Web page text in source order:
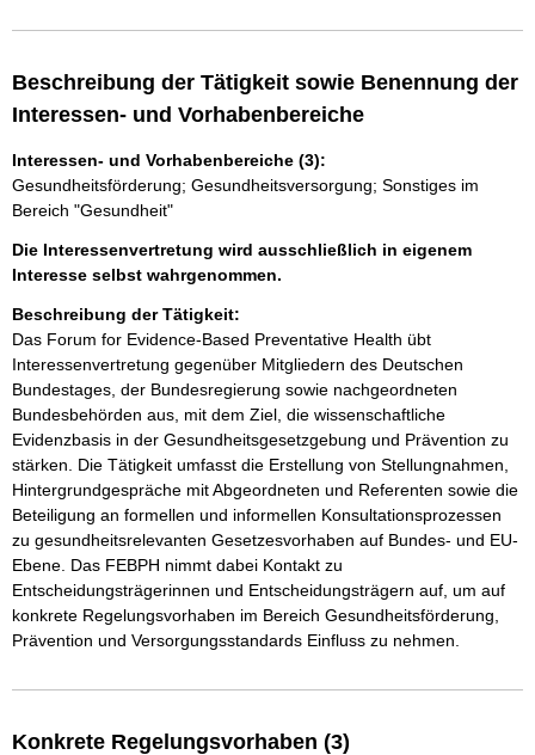
Beschreibung der Tätigkeit sowie Benennung der
Interessen- und Vorhabenbereiche
Interessen- und Vorhabenbereiche (3):
Gesundheitsförderung; Gesundheitsversorgung; Sonstiges im
Bereich "Gesundheit"
Die Interessenvertretung wird ausschließlich in eigenem
Interesse selbst wahrgenommen.
Beschreibung der Tätigkeit:
Das Forum for Evidence-Based Preventative Health übt
Interessenvertretung gegenüber Mitgliedern des Deutschen
Bundestages, der Bundesregierung sowie nachgeordneten
Bundesbehörden aus, mit dem Ziel, die wissenschaftliche
Evidenzbasis in der Gesundheitsgesetzgebung und Prävention zu
stärken. Die Tätigkeit umfasst die Erstellung von Stellungnahmen,
Hintergrundgespräche mit Abgeordneten und Referenten sowie die
Beteiligung an formellen und informellen Konsultationsprozessen
zu gesundheitsrelevanten Gesetzesvorhaben auf Bundes- und EU-
Ebene. Das FEBPH nimmt dabei Kontakt zu
Entscheidungsträgerinnen und Entscheidungsträgern auf, um auf
konkrete Regelungsvorhaben im Bereich Gesundheitsförderung,
Prävention und Versorgungsstandards Einfluss zu nehmen.
Konkrete Regelungsvorhaben (3)